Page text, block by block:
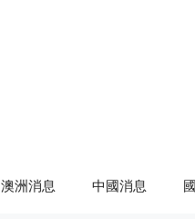
澳洲消息 中國消息